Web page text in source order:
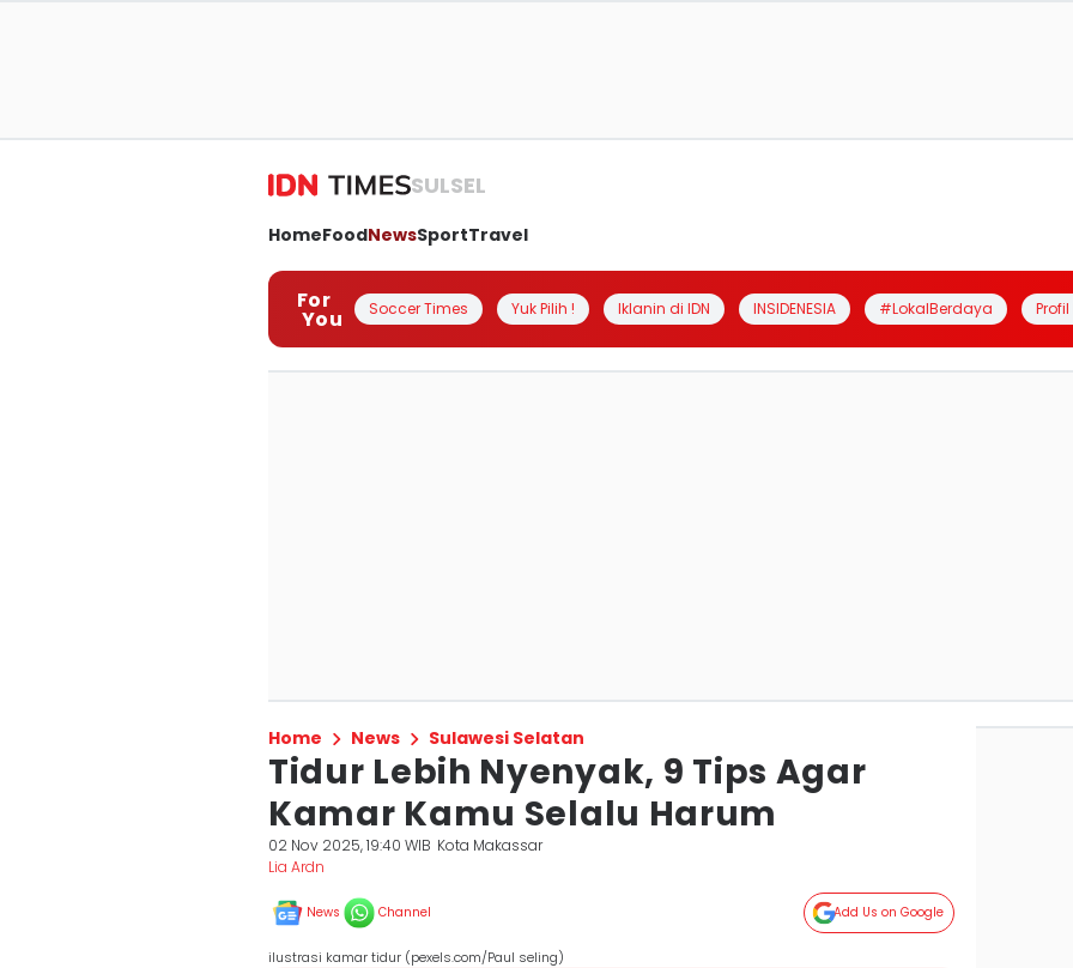
SULSEL
HomeFoodNewsSportTravel
For
You Soccer Times Yuk Pilih ! Iklanin di IDN INSIDENESIA #LokalBerdaya
Home News Sulawesi Selatan
Tidur Lebih Nyenyak, 9 Tips Agar
Kamar Kamu Selalu Harum
02 Nov 2025, 19:40 WIB Kota Makassar
Lia Ardn
News Channel Add Us on Google
ilustrasi kamar tidur (pexels.com/Paul seling)